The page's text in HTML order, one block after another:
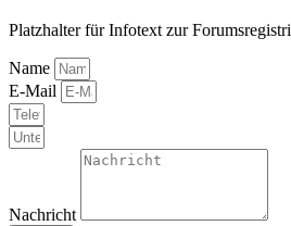
Platzhalter für Infotext zur
Name
E-Mail
Nachricht